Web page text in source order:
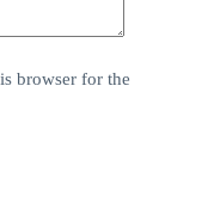
browser for the